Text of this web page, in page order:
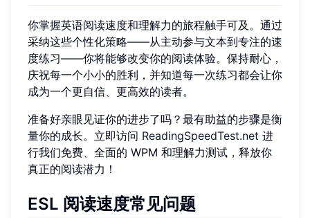
你掌握英语阅读速度和理解力的旅程触手可及。通过
采纳这些个性化策略——从主动参与文本到专注的速
度练习——你将能够改变你的阅读体验。保持耐心，
庆祝每一个小小的胜利，并知道每一次练习都会让你
成为一个更自信、更高效的读者。
准备好亲眼见证你的进步了吗？最有助益的步骤是衡
量你的成长。立即访问 ReadingSpeedTest.net 进
行我们免费、全面的 WPM 和理解力测试，释放你
真正的阅读潜力！
ESL 阅读速度常见问题